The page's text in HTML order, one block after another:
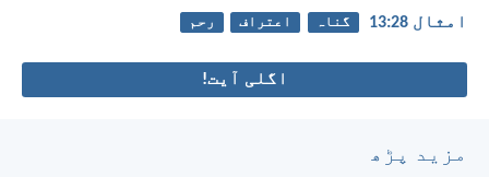
امثال 28:‏13 گناہ اعتراف رحم
اگلی آیت!
مزید پڑھ